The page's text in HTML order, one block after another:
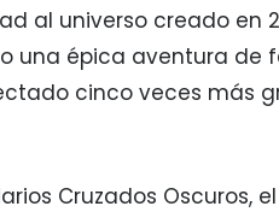
al universo creado en
una épica aventura de
cinco veces más
Cruzados Oscuros,